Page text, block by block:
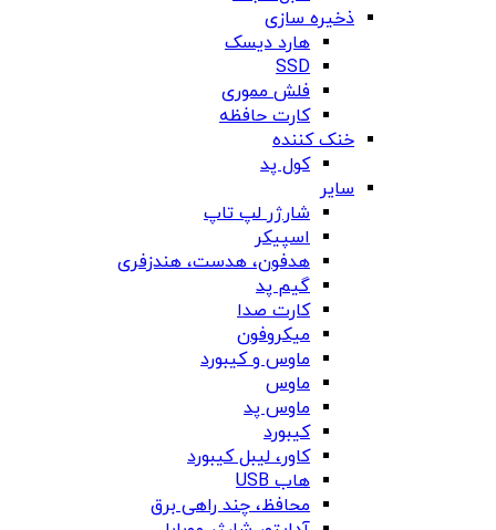
ذخیره سازی
هارد دیسک
SSD
فلش مموری
کارت حافظه
خنک کننده
کول پد
سایر
شارژر لپ تاپ
اسپیکر
هدفون، هدست، هندزفری
گیم پد
کارت صدا
میکروفون
ماوس و کیبورد
ماوس
ماوس پد
کیبورد
کاور، لیبل کیبورد
هاب USB
محافظ، چند راهی برق